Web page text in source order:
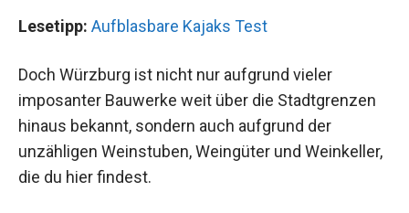
Lesetipp: Aufblasbare Kajaks Test
Doch Würzburg ist nicht nur aufgrund vieler
imposanter Bauwerke weit über die Stadtgrenzen
hinaus bekannt, sondern auch aufgrund der
unzähligen Weinstuben, Weingüter und Weinkeller,
die du hier findest.